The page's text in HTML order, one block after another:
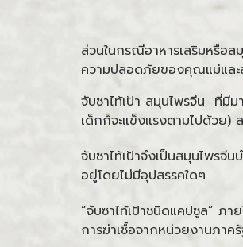
ส่วนในกรณีอาหารเสริมหรือ
ความปลอดภัยของคุณแม่แล
จับซาไท้เป้า สมุนไพรจีน ที่มี
เด็กก็จะแข็งแรงตามไปด้วย)
จับซาไท้เป้าจึงเป็นสมุนไพร
อยู่โดยไม่มีอุปสรรคใดๆ
“จับซาไท้เป้าชนิดแคปซูล” ภ
การฆ่าเชื้อจากหน่วยงานภา